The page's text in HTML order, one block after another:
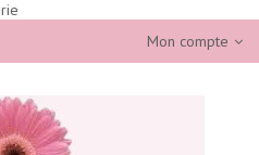
Mon compte